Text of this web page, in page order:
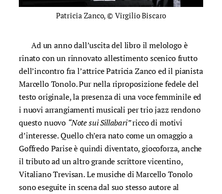
Patricia Zanco, © Virgilio Biscaro
Ad un anno dall’uscita del libro il melologo è
rinato con un rinnovato allestimento scenico frutto
dell’incontro fra l’attrice Patricia Zanco ed il pianista
Marcello Tonolo. Pur nella riproposizione fedele del
testo originale, la presenza di una voce femminile ed
i nuovi arrangiamenti musicali per trio jazz rendono
questo nuovo “Note sui Sillabari”ricco di motivi
d’interesse. Quello ch’era nato come un omaggio a
Goffredo Parise è quindi diventato, giocoforza, anche
il tributo ad un altro grande scrittore vicentino,
Vitaliano Trevisan. Le musiche di Marcello Tonolo
sono eseguite in scena dal suo stesso autore al